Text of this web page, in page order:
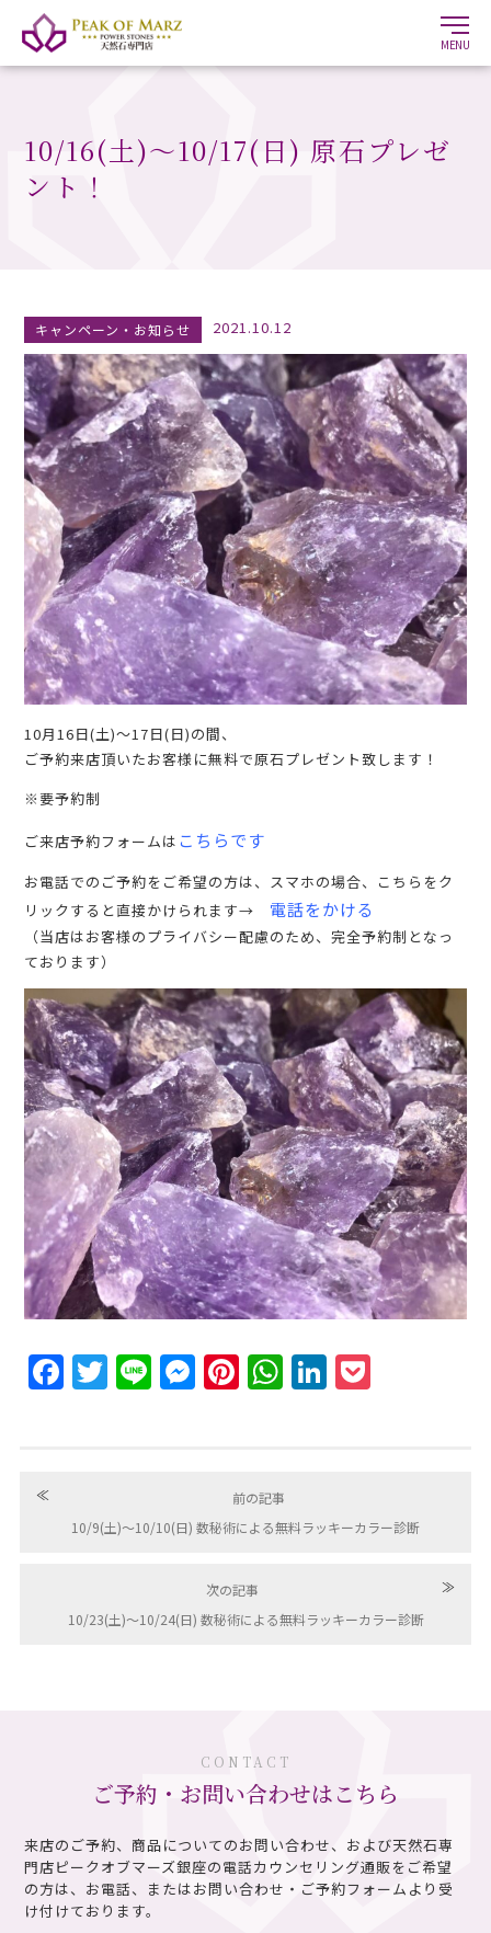
MENU
10/16(土)〜10/17(日) 原石プレゼ
ント！
キャンペーン・お知らせ 2021.10.12
10月16日(土)〜17日(日)の間、
ご予約来店頂いたお客様に無料で原石プレゼント致します！
※要予約制
ご来店予約フォームは こちらです
お電話でのご予約をご希望の方は、スマホの場合、こちらをク
リックすると直接かけられます→ 電話をかける
（当店はお客様のプライバシー配慮のため、完全予約制となっ
ております）
FacebookTwitterLine MessengerPinterestWhatsAppLinkedIn
≪
前の記事
10/9(土)〜10/10(日) 数秘術による無料ラッキーカラー診断
次の記事
≫
10/23(土)〜10/24(日) 数秘術による無料ラッキーカラー診断
CONTACT
ご予約・お問い合わせはこちら
来店のご予約、商品についてのお問い合わせ、および天然石専
門店ピークオブマーズ銀座の電話カウンセリング通販を ご希望
の方は、お電話、またはお問い合わせ・ご予約フォームより受
け付けております。